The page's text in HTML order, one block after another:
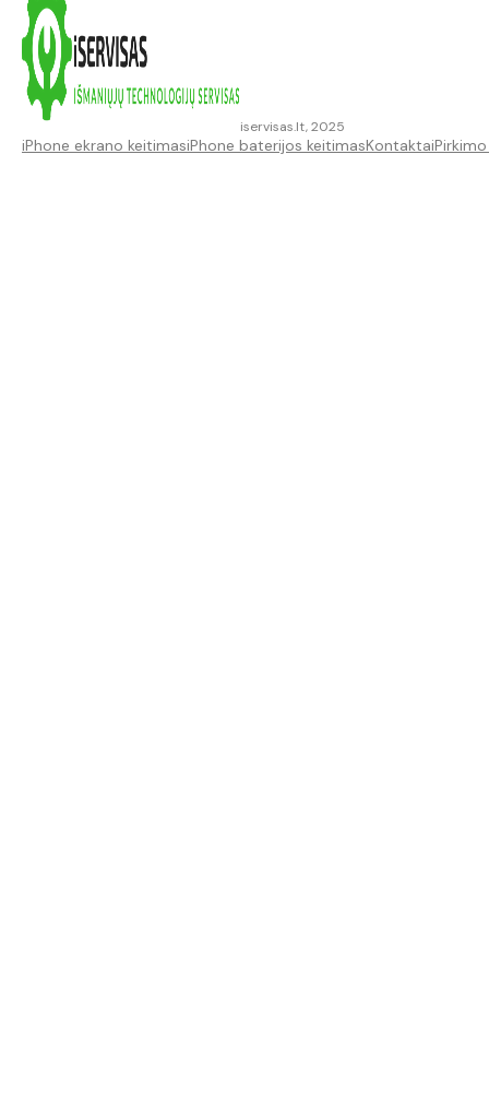
iservisas.lt, 2025
iPhone ekrano keitimasiPhone baterijos keitimasKontaktai